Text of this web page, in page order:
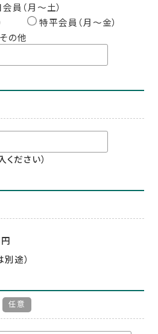
員（月〜土）
特平会員（月〜金）
その他
ださい）
円
途）
任意